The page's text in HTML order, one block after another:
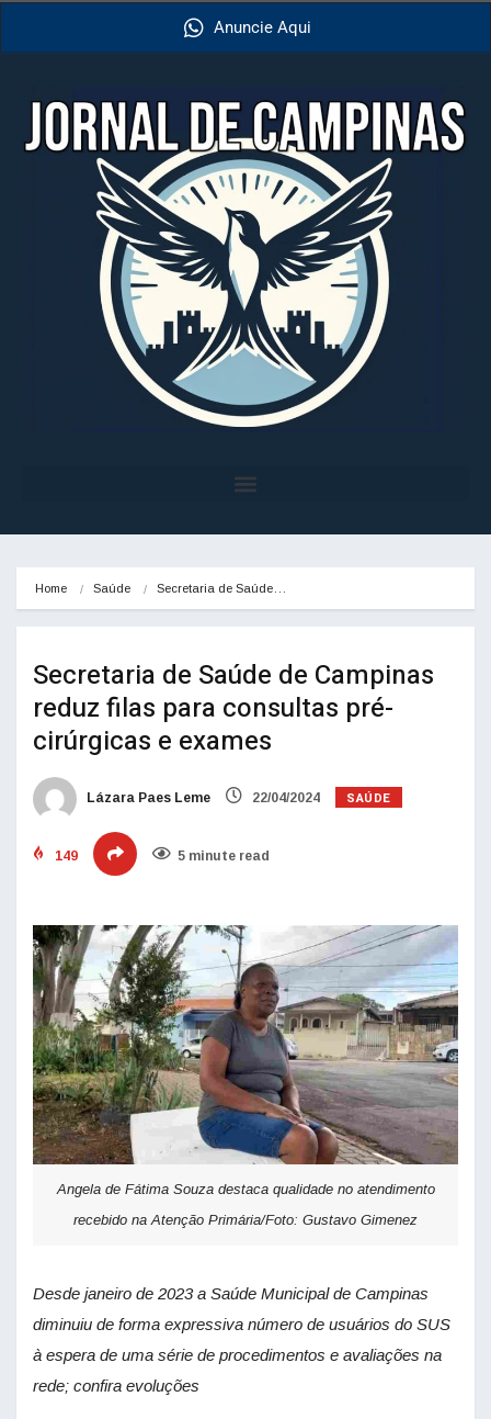
Anuncie Aqui
Home Saúde Secretaria de Saúde…
Secretaria de Saúde de Campinas
reduz filas para consultas pré-
cirúrgicas e exames
Lázara Paes Leme 22/04/2024 SAÚDE
149 5 minute read
Angela de Fátima Souza destaca qualidade no atendimento
recebido na Atenção Primária/Foto: Gustavo Gimenez
Desde janeiro de 2023 a Saúde Municipal de Campinas
diminuiu de forma expressiva número de usuários do SUS
à espera de uma série de procedimentos e avaliações na
rede; confira evoluções